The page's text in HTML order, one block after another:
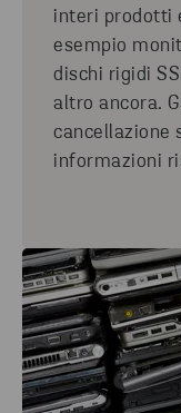
interi prodotti
esempio
dischi rigidi
altro ancora.
cancellazione
informazioni